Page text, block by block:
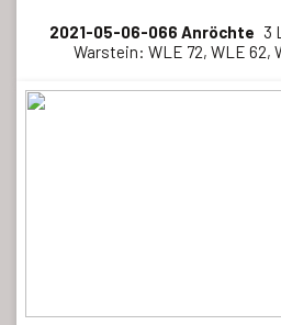
2021-05-06-066 Anröchte 3
Warstein: WLE 72, WLE 62,